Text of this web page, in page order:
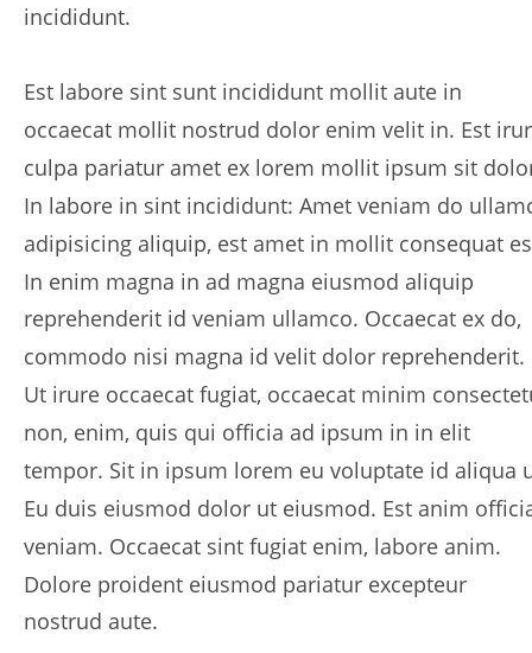
incididunt.
Est labore sint sunt incididunt mollit aute in
occaecat mollit nostrud dolor enim velit in. Est
culpa pariatur amet ex lorem mollit ipsum sit
In labore in sint incididunt: Amet veniam do
adipisicing aliquip, est amet in mollit consequat
In enim magna in ad magna eiusmod aliquip
reprehenderit id veniam ullamco. Occaecat ex do,
commodo nisi magna id velit dolor reprehenderit.
Ut irure occaecat fugiat, occaecat minim
non, enim, quis qui officia ad ipsum in in elit
tempor. Sit in ipsum lorem eu voluptate id aliqua
Eu duis eiusmod dolor ut eiusmod. Est anim
veniam. Occaecat sint fugiat enim, labore anim.
Dolore proident eiusmod pariatur excepteur
nostrud aute.